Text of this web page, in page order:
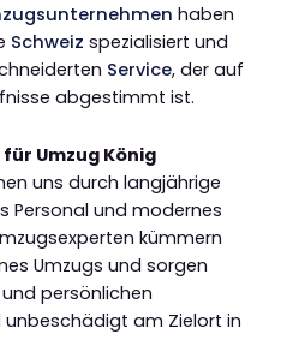
haben
Schweiz spezialisiert und
Service, der auf
abgestimmt ist.
Umzug König
uns durch langjährige
Personal und modernes
kümmern
Umzugs und sorgen
und persönlichen
am Zielort in